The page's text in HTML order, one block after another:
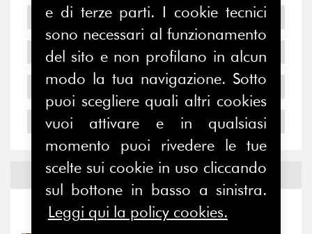
2007
2006
2005
2004
Notizie edEventi
Notizie-Eventi
e di terze parti. I cookie tecnici
sono necessari al funzionamento
del sito e non profilano in alcun
modo la tua navigazione. Sotto
puoi scegliere quali altri cookies
vuoi attivare e in qualsiasi
momento puoi rivedere le tue
scelte sui cookie in uso cliccando
sul bottone in basso a sinistra.
Leggi qui la policy cookies.